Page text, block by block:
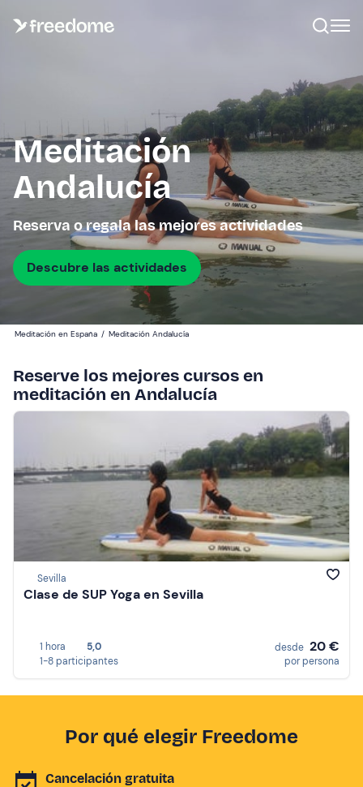
Meditación
Andalucía
Reserva o regala las mejores actividades
Descubre las actividades
Meditación en España / Meditación Andalucía
Reserve los mejores cursos en
meditación en Andalucía
Sevilla
Clase de SUP Yoga en Sevilla
1 hora
5,0
1-8 participantes
desde 20 €
por persona
Por qué elegir Freedome
Cancelación gratuita